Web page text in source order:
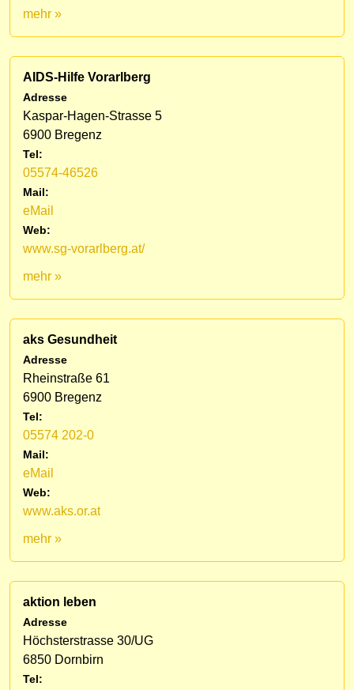
mehr »
AIDS-Hilfe Vorarlberg
Adresse
Kaspar-Hagen-Strasse 5
6900 Bregenz
Tel:
05574-46526
Mail:
eMail
Web:
www.sg-vorarlberg.at/
mehr »
aks Gesundheit
Adresse
Rheinstraße 61
6900 Bregenz
Tel:
05574 202-0
Mail:
eMail
Web:
www.aks.or.at
mehr »
aktion leben
Adresse
Höchsterstrasse 30/UG
6850 Dornbirn
Tel: